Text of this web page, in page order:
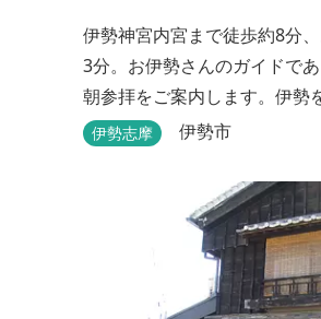
伊勢神宮内宮まで徒歩約8分
3分。お伊勢さんのガイドで
朝参拝をご案内します。伊勢
ださい。
伊勢志摩 伊勢市